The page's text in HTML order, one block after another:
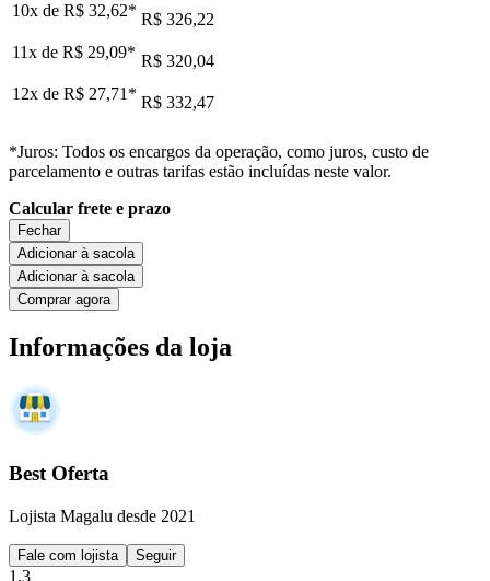
10x de R$ 32,62* R$ 326,22
11x de R$ 29,09* R$ 320,04
12x de R$ 27,71* R$ 332,47
*Juros: Todos os encargos da operação, como juros, custo de
parcelamento e outras tarifas estão incluídas neste valor.
Calcular frete e prazo
Fechar
Adicionar à sacola
Adicionar à sacola
Comprar agora
Informações da loja
Best Oferta
Lojista Magalu desde 2021
Fale com lojista Seguir
1.3